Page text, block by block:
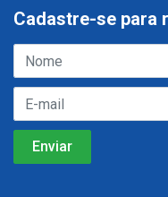
Cadastre-se para